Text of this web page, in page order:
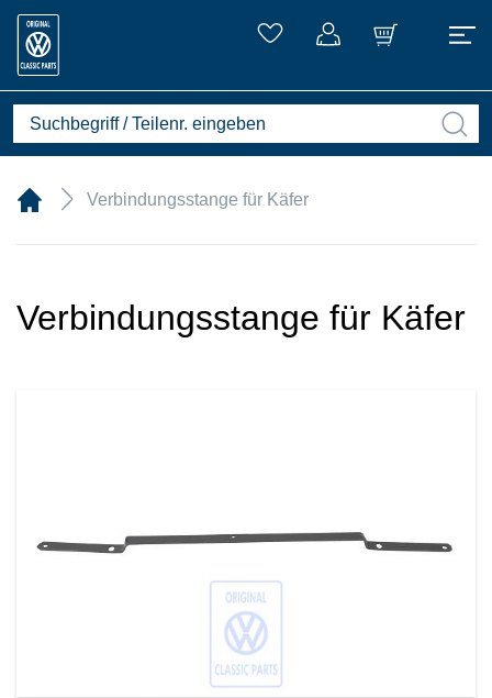
Verbindungsstange für Käfer
Verbindungsstange für Käfer